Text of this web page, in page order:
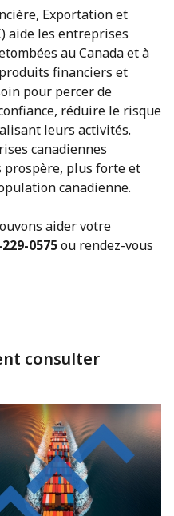
Exportation et
aide les entreprises
au Canada et à
financiers et
pour percer de
réduire le risque
leurs activités.
canadiennes
prospère, plus forte et
canadienne.
aider votre
0575ou rendez-vous
consulter